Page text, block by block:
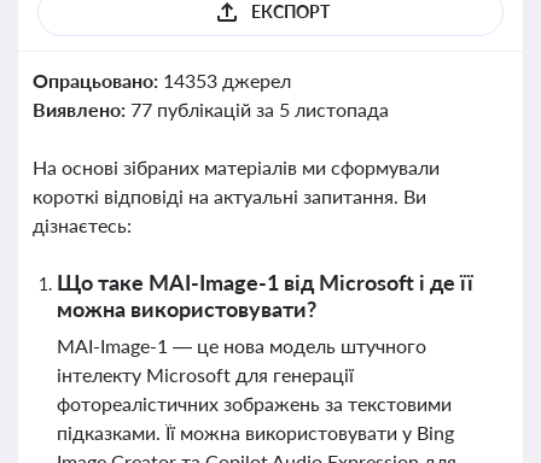
ЕКСПОРТ
Опрацьовано: 14353 джерел
Виявлено: 77 публікацій за 5 листопада
На основі зібраних матеріалів ми сформували
короткі відповіді на актуальні запитання. Ви
дізнаєтесь:
Що таке MAI-Image-1 від Microsoft і де її
можна використовувати?
MAI-Image-1 — це нова модель штучного
інтелекту Microsoft для генерації
фотореалістичних зображень за текстовими
підказками. Її можна використовувати у Bing